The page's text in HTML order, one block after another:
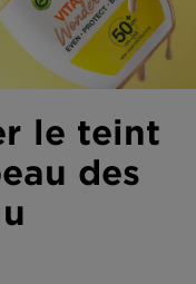
le teint
des